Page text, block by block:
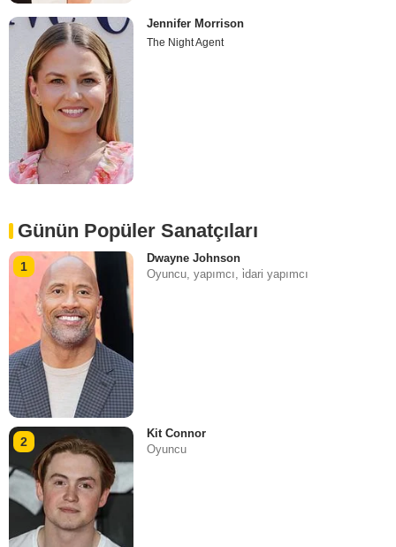
Jennifer Morrison
The Night Agent
Günün Popüler Sanatçıları
1
Dwayne Johnson
Oyuncu, yapımcı, i̇dari yapımcı
2
Kit Connor
Oyuncu